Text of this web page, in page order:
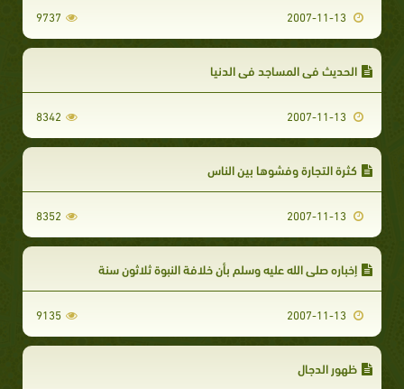
9737
الحديث في المساجد في الدنيا
8342
كثرة التجارة وفشوها بين الناس
8352
إخباره صلى الله عليه وسلم بأن خلافة النبوة ثلاثون سنة
9135
ظهور الدجال